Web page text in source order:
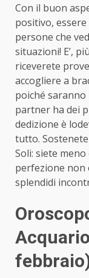
Con il buon
positivo,
persone che
situazioni! E’,
riceverete
accogliere a
poiché saranno
partner ha dei
dedizione è
tutto.
Soli: siete
perfezione non
splendidi